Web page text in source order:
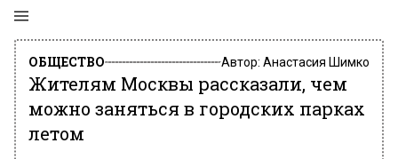
ОБЩЕСТВО Автор: Анастасия Шимко
Жителям Москвы рассказали, чем
можно заняться в городских парках
летом